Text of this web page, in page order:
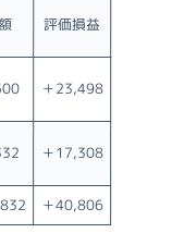
評価損益
＋23,498
＋17,308
＋40,806